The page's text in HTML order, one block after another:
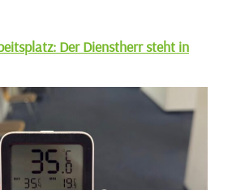
Der Dienstherr steht in